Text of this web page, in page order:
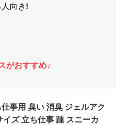
向き!
がおすすめ♪
事用 臭い 消臭 ジェルアク
ズ 立ち仕事 踵 スニーカ